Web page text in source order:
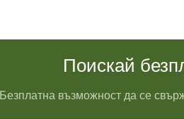
Поискай
Безплатна възможност да се